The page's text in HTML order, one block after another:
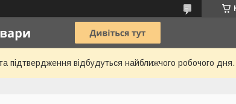
відбудуться найближчого робочого